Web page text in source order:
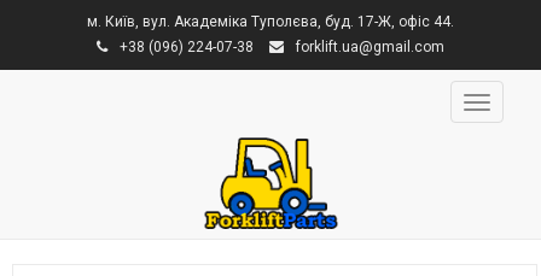
м. Київ, вул. Академіка Туполєва, буд. 17-Ж, офіс 44.
+38 (096) 224-07-38
forklift.ua@gmail.com
Toggle